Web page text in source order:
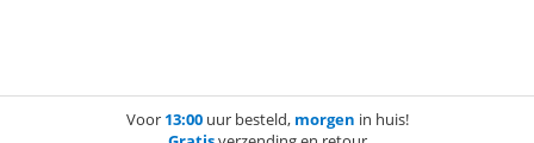
Voor 13:00uur besteld, morgen in huis!